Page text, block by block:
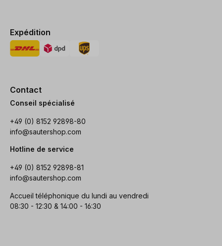
Expédition
Contact
Conseil spécialisé
+49 (0) 8152 92898-80
info@sautershop.com
Hotline de service
+49 (0) 8152 92898-81
info@sautershop.com
Accueil téléphonique du lundi au vendredi
08:30 - 12:30 & 14:00 - 16:30